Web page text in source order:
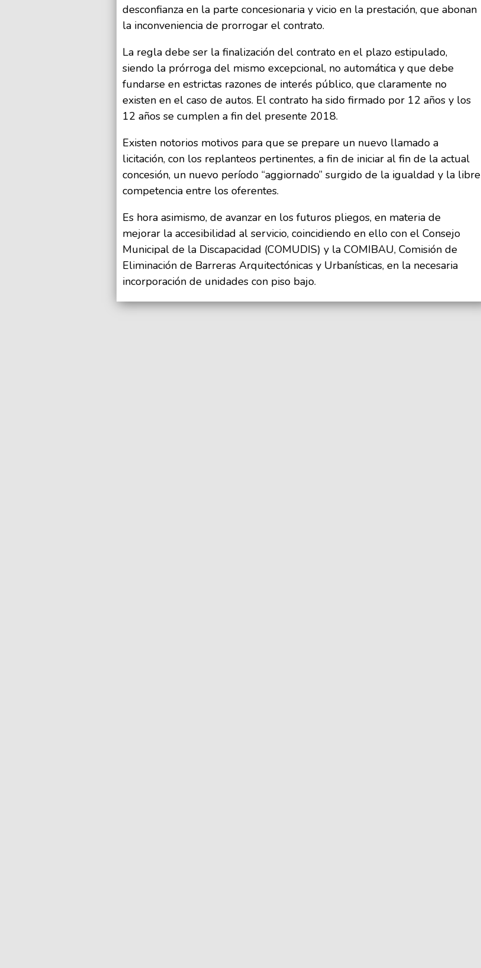
desconfianza en la parte concesionaria y vicio en la prestación, que abonan
la inconveniencia de prorrogar el contrato.
La regla debe ser la finalización del contrato en el plazo estipulado,
siendo la prórroga del mismo excepcional, no automática y que debe
fundarse en estrictas razones de interés público, que claramente no
existen en el caso de autos. El contrato ha sido firmado por 12 años y los
12 años se cumplen a fin del presente 2018.
Existen notorios motivos para que se prepare un nuevo llamado a
licitación, con los replanteos pertinentes, a fin de iniciar al fin de la actual
concesión, un nuevo período “aggiornado” surgido de la igualdad y la libre
competencia entre los oferentes.
Es hora asimismo, de avanzar en los futuros pliegos, en materia de
mejorar la accesibilidad al servicio, coincidiendo en ello con el Consejo
Municipal de la Discapacidad (COMUDIS) y la COMIBAU, Comisión de
Eliminación de Barreras Arquitectónicas y Urbanísticas, en la necesaria
incorporación de unidades con piso bajo.